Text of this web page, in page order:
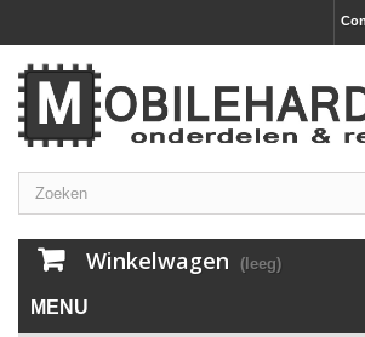
Winkelwagen (leeg)
MENU